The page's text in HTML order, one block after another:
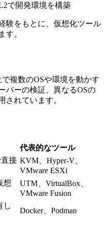
で開発環境を構築
験をもとに、仮想化ツール
す。
複数のOSや環境を動かす
バーの検証、異なるOSの
されています。
代表的なツール
接 KVM、Hyper-V、
VMware ESXi
想
UTM、VirtualBox、
VMware Fusion
し
Docker、Podman